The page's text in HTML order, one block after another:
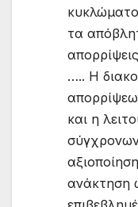
τα
….. Η
και η
ανάκτηση